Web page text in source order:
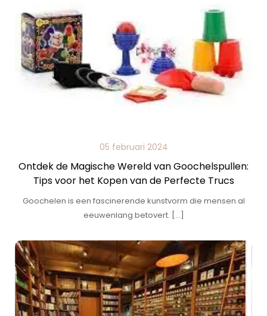
05 februari 2024
Ontdek de Magische Wereld van Goochelspullen:
Tips voor het Kopen van de Perfecte Trucs
Goochelen is een fascinerende kunstvorm die mensen al
eeuwenlang betovert. […]